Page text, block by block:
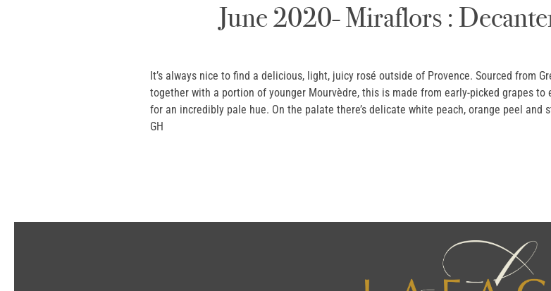
June 2020- Miraflors :
It’s always nice to find a delicious, light, juicy rosé outside of Provence. Sourced from
together with a portion of younger Mourvèdre, this is made from early-picked grapes
for an incredibly pale hue. On the palate there’s delicate white peach, orange peel
GH